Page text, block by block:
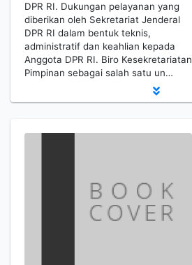
DPR RI. Dukungan pelayanan yang
diberikan oleh Sekretariat Jenderal
DPR RI dalam bentuk teknis,
administratif dan keahlian kepada
Anggota DPR RI. Biro Kesekretariatan
Pimpinan sebagai salah satu un…